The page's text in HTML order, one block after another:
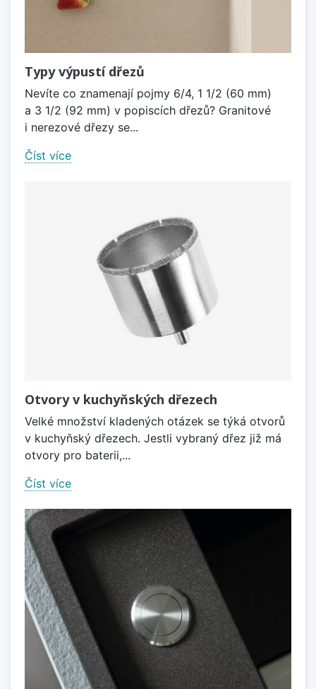
Typy výpustí dřezů
Nevíte co znamenají pojmy 6/4, 1 1/2 (60 mm)
a 3 1/2 (92 mm) v popiscích dřezů? Granitové
i nerezové dřezy se...
Číst více
Otvory v kuchyňských dřezech
Velké množství kladených otázek se týká otvorů
v kuchyňský dřezech. Jestli vybraný dřez již má
otvory pro baterii,...
Číst více